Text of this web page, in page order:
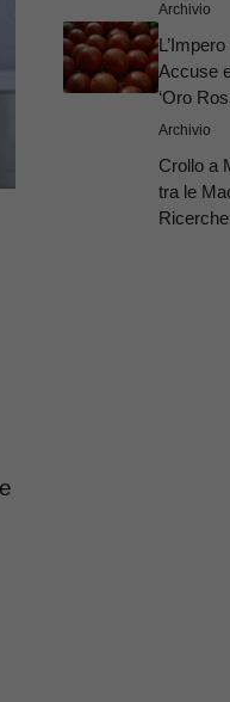
Archivio
Accuse
‘Oro
Archivio
Crollo a
tra le